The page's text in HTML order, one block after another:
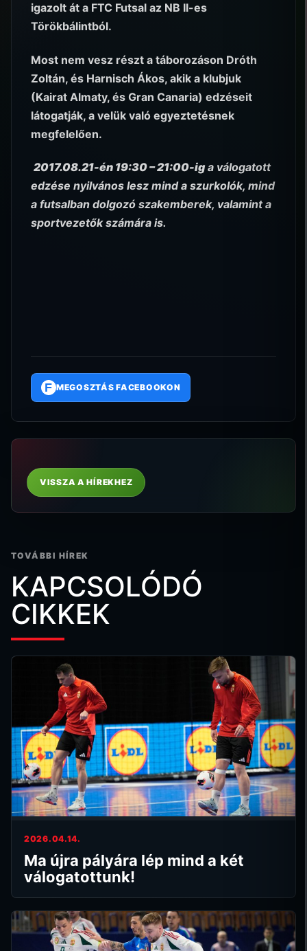
igazolt át a FTC Futsal az NB II-es
Törökbálintból.
Most nem vesz részt a táborozáson Dróth
Zoltán, és Harnisch Ákos, akik a klubjuk
(Kairat Almaty, és Gran Canaria) edzéseit
látogatják, a velük való egyeztetésnek
megfelelően.
2017.08.21-én 19:30 – 21:00-iga válogatott
edzése nyilvános lesz mind a szurkolók, mind
a futsalban dolgozó szakemberek, valamint a
sportvezetők számára is.
F MEGOSZTÁS FACEBOOKON
VISSZA A HÍREKHEZ
TOVÁBBI HÍREK
KAPCSOLÓDÓ
CIKKEK
2026.04.14.
Ma újra pályára lép mind a két
válogatottunk!